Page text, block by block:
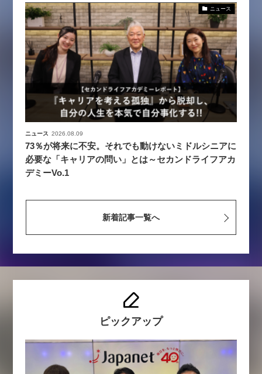
ニュース
ニュース 2026.08.09
73％が将来に不安。それでも動けないミドルシニアに
必要な「キャリアの問い」とは～セカンドライフアカ
デミーVo.1
新着記事一覧へ
ピックアップ